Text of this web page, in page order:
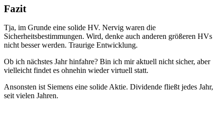
Fazit
Tja, im Grunde eine solide HV. Nervig waren die
Sicherheitsbestimmungen. Wird, denke auch anderen größeren HVs
nicht besser werden. Traurige Entwicklung.
Ob ich nächstes Jahr hinfahre? Bin ich mir aktuell nicht sicher, aber
vielleicht findet es ohnehin wieder virtuell statt.
Ansonsten ist Siemens eine solide Aktie. Dividende fließt jedes Jahr,
seit vielen Jahren.